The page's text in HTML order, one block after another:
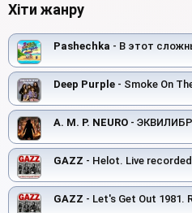
Хіти жанру
Pashechka - В этот
Deep Purple - Smoke On
A. M. P. NEURO -
GAZZ - Helot. Live recorded
GAZZ - Let's Get Out 1981. Rehearsal